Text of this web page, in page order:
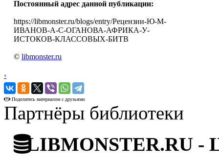
Постоянный адрес данной публикации:
https://libmonster.ru/blogs/entry/Рецензии-Ю-М-
ИВАНОВ-А-С-ОГАНОВА-АФРИКА-У-
ИСТОКОВ-КЛАССОВЫХ-БИТВ
© libmonster.ru
‹
›
Поделитесь материалом с друзьями
Партнёры библиотеки
LIBMONSTER.RU -